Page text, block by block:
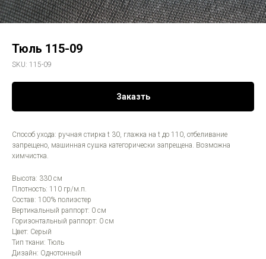
Тюль 115-09
SKU: 115-09
Заказть
Способ ухода: ручная стирка t 30, глажка на t до 110, отбеливание
запрещено, машинная сушка категорически запрещена. Возможна
химчистка.
Высота: 330 см
Плотность: 110 гр/м.п.
Состав: 100% полиэстер
Вертикальный раппорт: 0 см
Горизонтальный раппорт: 0 см
Цвет: Серый
Тип ткани: Тюль
Дизайн: Однотонный